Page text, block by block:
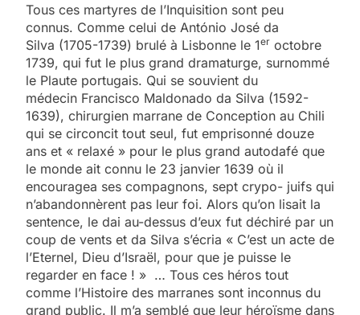
Tous ces martyres de l’Inquisition sont peu
connus. Comme celui de António José da
Silva (1705-1739) brulé à Lisbonne le 1er octobre
1739, qui fut le plus grand dramaturge, surnommé
le Plaute portugais. Qui se souvient du
médecin Francisco Maldonado da Silva (1592-
1639), chirurgien marrane de Conception au Chili
qui se circoncit tout seul, fut emprisonné douze
ans et « relaxé » pour le plus grand autodafé que
le monde ait connu le 23 janvier 1639 où il
encouragea ses compagnons, sept crypo- juifs qui
n’abandonnèrent pas leur foi. Alors qu’on lisait la
sentence, le dai au-dessus d’eux fut déchiré par un
coup de vents et da Silva s’écria « C’est un acte de
l’Eternel, Dieu d’Israël, pour que je puisse le
regarder en face ! » … Tous ces héros tout
comme l’Histoire des marranes sont inconnus du
grand public. Il m’a semblé que leur héroïsme dans